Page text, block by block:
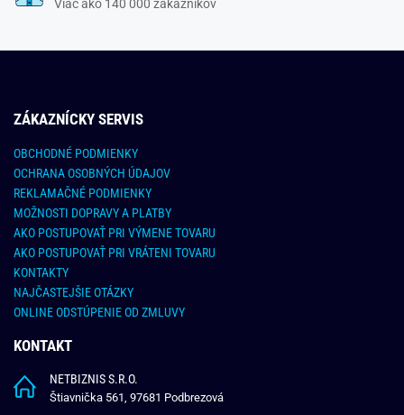
Viac ako 140 000 zákazníkov
ZÁKAZNÍCKY SERVIS
OBCHODNÉ PODMIENKY
OCHRANA OSOBNÝCH ÚDAJOV
REKLAMAČNÉ PODMIENKY
MOŽNOSTI DOPRAVY A PLATBY
AKO POSTUPOVAŤ PRI VÝMENE TOVARU
AKO POSTUPOVAŤ PRI VRÁTENI TOVARU
KONTAKTY
NAJČASTEJŠIE OTÁZKY
ONLINE ODSTÚPENIE OD ZMLUVY
KONTAKT
NETBIZNIS S.R.O.
Štiavnička 561, 97681 Podbrezová